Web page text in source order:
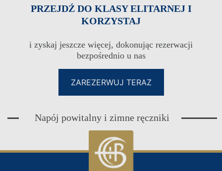
KLUB LOJALNOŚCIOWY DLA
KLUB LOJALNOŚCIOWY DLA
PRZEJDŹ DO KLASY ELITARNEJ I
KORZYSTAJ
i zyskaj jeszcze więcej, dokonując rezerwacji
bezpośrednio u nas
ZAREZERWUJ TERAZ
Napój powitalny i zimne ręczniki